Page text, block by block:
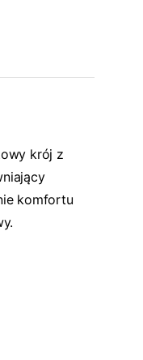
krój z
komfortu